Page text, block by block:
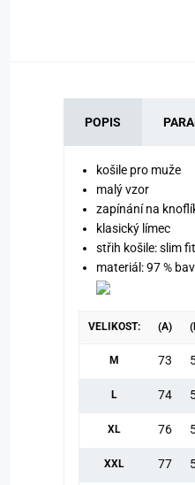
POPIS
košile pro muže
malý vzor
zapínání na
klasický límec
střih košile: slim fit
materiál: 97 %
VELIKOST: (A)
M 73
L 74
XL 76
XXL 77